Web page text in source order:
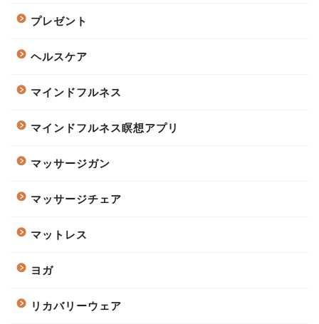
プレゼント
ヘルスケア
マインドフルネス
マインドフルネス瞑想アプリ
マッサージガン
マッサージチェア
マットレス
ヨガ
リカバリーウェア